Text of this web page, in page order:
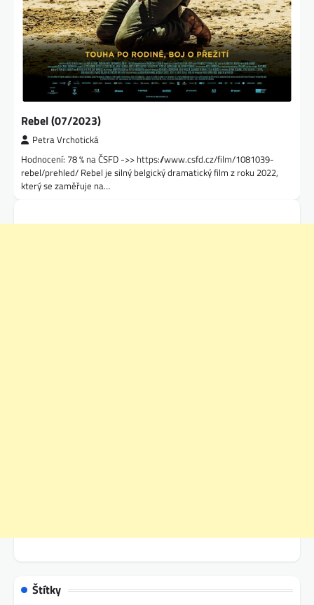
Rebel (07/2023)
Petra Vrchotická
Hodnocení: 78 % na ČSFD ->> https://www.csfd.cz/film/1081039-
rebel/prehled/ Rebel je silný belgický dramatický film z roku 2022,
který se zaměřuje na…
Štítky